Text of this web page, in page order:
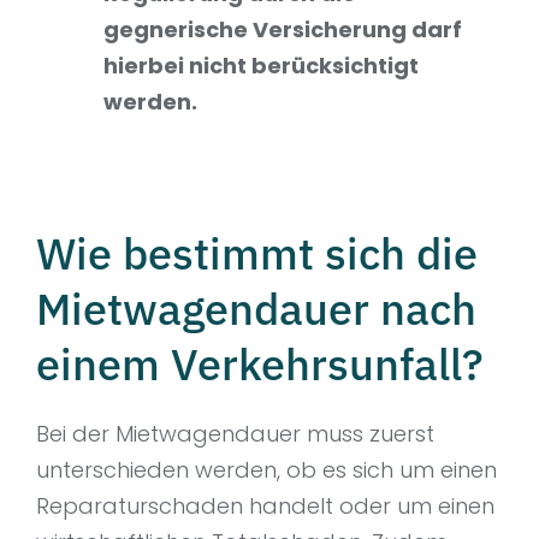
gegnerische Versicherung darf
hierbei nicht berücksichtigt
werden.
Wie bestimmt sich die
Mietwagendauer nach
einem Verkehrsunfall?
Bei der Mietwagendauer muss zuerst
unterschieden werden, ob es sich um einen
Reparaturschaden handelt oder um einen